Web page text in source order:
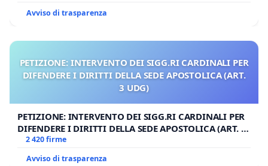
Avviso di trasparenza
PETIZIONE: INTERVENTO DEI SIGG.RI CARDINALI PER
DIFENDERE I DIRITTI DELLA SEDE APOSTOLICA (ART.
3 UDG)
PETIZIONE: INTERVENTO DEI SIGG.RI CARDINALI PER
DIFENDERE I DIRITTI DELLA SEDE APOSTOLICA (ART. 3
UDG)
2 420 firme
Avviso di trasparenza